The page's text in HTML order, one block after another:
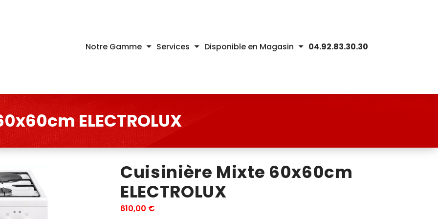
Notre Gamme Services Disponible en Magasin 04.92.83.30.30
ELECTROLUX
Cuisinière Mixte 60x60cm
ELECTROLUX
610,00 €